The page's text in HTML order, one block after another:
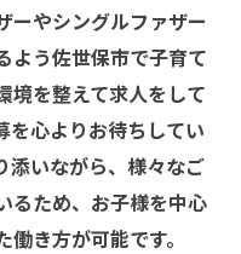
ーやシングルファザー
よう佐世保市で子育て
境を整えて求人をして
を心よりお待ちしてい
添いながら、様々なご
るため、お子様を中心
き方が可能です。